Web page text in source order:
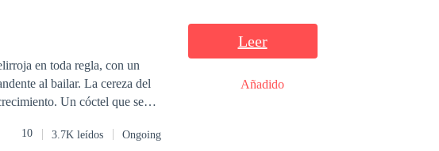
en toda regla, con un
al bailar. La cereza del
Un cóctel que se
10 3.7K leídos Ongoing
Leer
Añadido